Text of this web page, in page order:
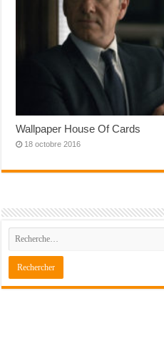
Wallpaper House Of Cards
18 octobre 2016